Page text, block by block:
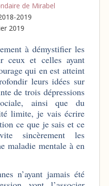
de Mirabel
2019
2019
à démystifier les
ceux et celles ayant
qui en est atteint
leurs idées sur
de trois dépressions
ainsi que du
limite, je vais écrire
ce que je sais et ce
sincèrement les
maladie mentale à en
n’ayant jamais été